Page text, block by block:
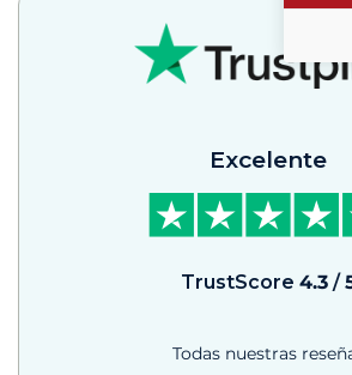
Excelente
TrustScore 4.3/
Todas nuestras